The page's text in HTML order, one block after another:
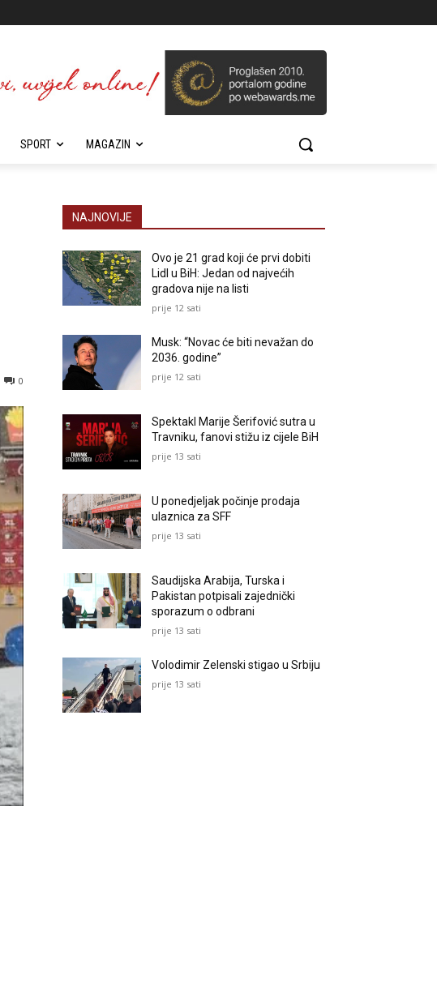
SPORT MAGAZIN
0
NAJNOVIJE
Ovo je 21 grad koji će prvi dobiti
Lidl u BiH: Jedan od najvećih
gradova nije na listi
prije 12 sati
Musk: “Novac će biti nevažan do
2036. godine”
prije 12 sati
Spektakl Marije Šerifović sutra u
Travniku, fanovi stižu iz cijele BiH
prije 13 sati
U ponedjeljak počinje prodaja
ulaznica za SFF
prije 13 sati
Saudijska Arabija, Turska i
Pakistan potpisali zajednički
sporazum o odbrani
prije 13 sati
Volodimir Zelenski stigao u Srbiju
prije 13 sati